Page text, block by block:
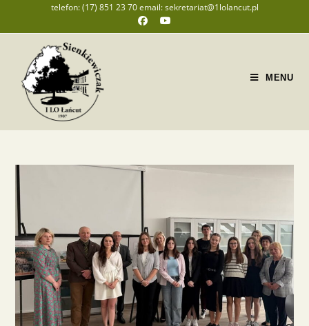
telefon: (17) 851 23 70 email: sekretariat@1lolancut.pl
MENU